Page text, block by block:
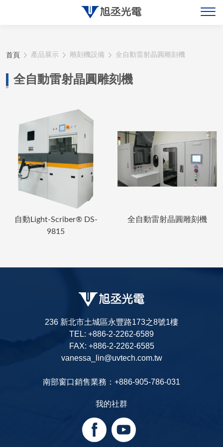
首頁 產品展示 雕刻機設備 全自動雷射晶圓雕刻機
全自動雷射晶圓雕刻機
自動Light-Scriber® DS-
9815
全自動雷射晶圓雕刻機
236 新北市土城區永豐路173之8號1樓
TEL: +886-2-2262-6589
FAX: +886-2-2262-6585
vanessa_lin@uvtech.com.tw
南部窗口銷售業務：+886-905-786-031
我的社群